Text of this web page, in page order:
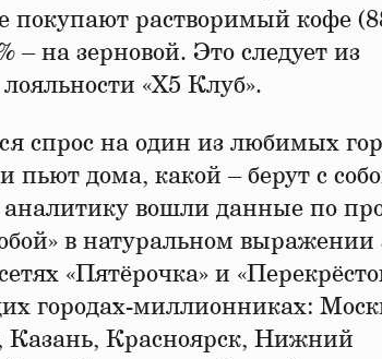
покупают растворимый кофе
на зерновой. Это следует из
«Х5 Клуб».
спрос на один из любимых
дома, какой – берут с
аналитику вошли данные по
в натуральном выражении
«Пятёрочка» и
городах-миллионниках:
Казань, Красноярск, Нижний